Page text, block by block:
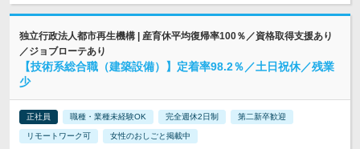
独立行政法人都市再生機構 | 産育休平均復帰率100％／資格取得支援あり
／ジョブローテあり
【技術系総合職（建築設備）】定着率98.2％／土日祝休／残業
少
正社員 職種・業種未経験OK 完全週休2日制 第二新卒歓迎
リモートワーク可 女性のおしごと掲載中